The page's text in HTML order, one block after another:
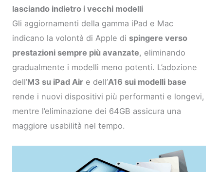
lasciando indietro i vecchi modelli
Gli aggiornamenti della gamma iPad e Mac
indicano la volontà di Apple di spingere verso
prestazioni sempre più avanzate, eliminando
gradualmente i modelli meno potenti. L’adozione
dell’M3 su iPad Air e dell’A16 sui modelli base
rende i nuovi dispositivi più performanti e longevi,
mentre l’eliminazione dei 64GB assicura una
maggiore usabilità nel tempo.